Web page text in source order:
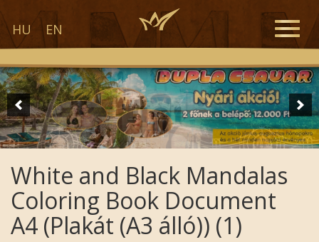
HU EN
Toggle
White and Black Mandalas
Coloring Book Document
A4 (Plakát (A3 álló)) (1)